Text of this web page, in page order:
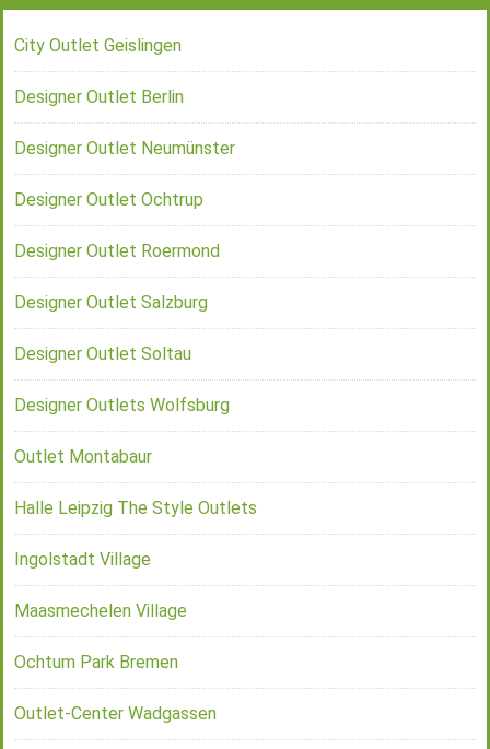
City Outlet Geislingen
Designer Outlet Berlin
Designer Outlet Neumünster
Designer Outlet Ochtrup
Designer Outlet Roermond
Designer Outlet Salzburg
Designer Outlet Soltau
Designer Outlets Wolfsburg
Outlet Montabaur
Halle Leipzig The Style Outlets
Ingolstadt Village
Maasmechelen Village
Ochtum Park Bremen
Outlet-Center Wadgassen